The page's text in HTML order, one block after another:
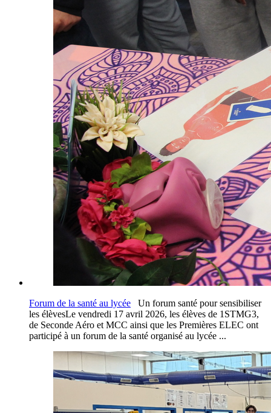
Forum de la santé au lycée
Un forum santé pour sensibiliser
les élèvesLe vendredi 17 avril 2026, les élèves de 1STMG3,
de Seconde Aéro et MCC ainsi que les Premières ELEC ont
participé à un forum de la santé organisé au lycée ...